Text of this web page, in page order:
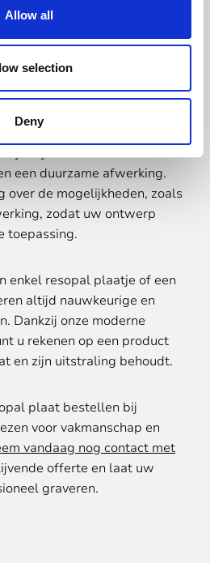
Allow all
selection
Deny
doet u bij
bestellen en laten
Reijnders verzekerd van
een duurzame afwerking.
over de mogelijkheden, zoals
zodat uw ontwerp
toepassing.
enkel resopal plaatje of een
altijd nauwkeurige en
Dankzij onze moderne
u rekenen op een product
en zijn uitstraling behoudt.
plaat bestellen bij
voor vakmanschap en
vandaag nog contact met
offerte en laat uw
graveren.